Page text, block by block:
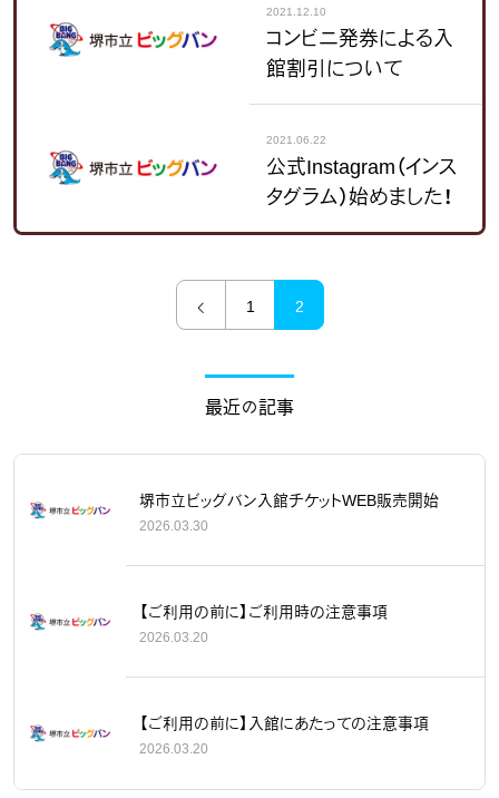
2021.12.10
コンビニ発券による入
館割引について
2021.06.22
公式Instagram（インス
タグラム）始めました！
1 2
最近の記事
堺市立ビッグバン入館チケットWEB販売開始
2026.03.30
【ご利用の前に】ご利用時の注意事項
2026.03.20
【ご利用の前に】入館にあたっての注意事項
2026.03.20